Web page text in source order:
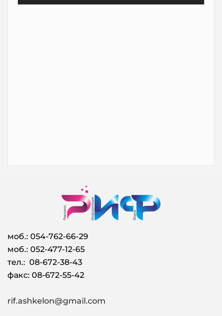
моб.: 054-762-66-29
моб.: 052-477-12-65
тел.: 08-672-38-43
факс: 08-672-55-42
rif.ashkelon@gmail.com